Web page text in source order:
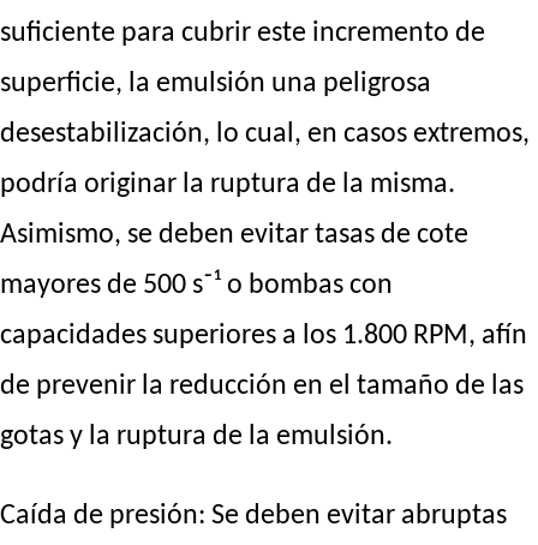
suficiente para cubrir este incremento de
superficie, la emulsión una peligrosa
desestabilización, lo cual, en casos extremos,
podría originar la ruptura de la misma.
Asimismo, se deben evitar tasas de cote
mayores de 500 s⁻¹ o bombas con
capacidades superiores a los 1.800 RPM, afín
de prevenir la reducción en el tamaño de las
gotas y la ruptura de la emulsión.
Caída de presión: Se deben evitar abruptas